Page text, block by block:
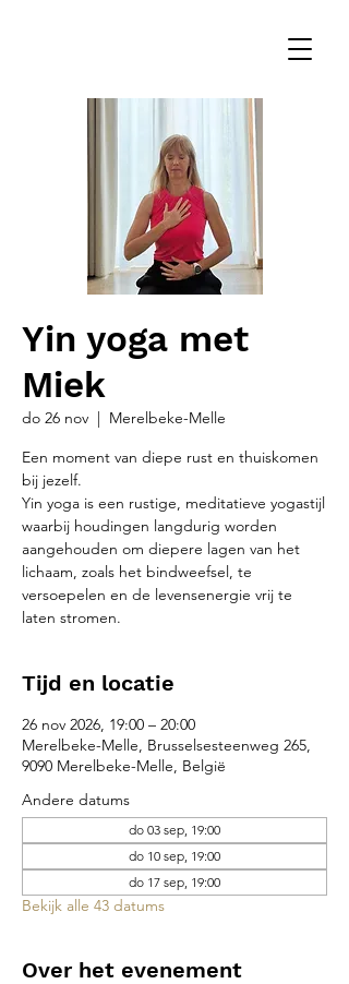
Yin yoga met
Miek
do 26 nov
  |
Merelbeke-Melle
Een moment van diepe rust en thuiskomen
bij jezelf.
Yin yoga is een rustige, meditatieve yogastijl
waarbij houdingen langdurig worden
aangehouden om diepere lagen van het
lichaam, zoals het bindweefsel, te
versoepelen en de levensenergie vrij te
laten stromen.
Tijd en locatie
26 nov 2026, 19:00 – 20:00
Merelbeke-Melle, Brusselsesteenweg 265,
9090 Merelbeke-Melle, België
Andere datums
do 03 sep, 19:00
do 10 sep, 19:00
do 17 sep, 19:00
Bekijk alle 43 datums
Over het evenement